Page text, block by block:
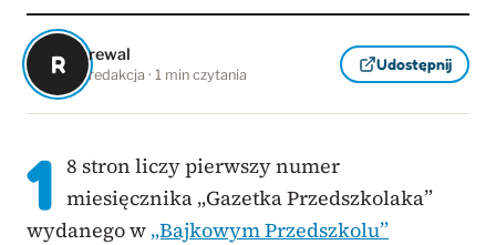
R rewal
redakcja · 1 min czytania
Udostępnij
1 8 stron liczy pierwszy numer
miesięcznika „Gazetka Przedszkolaka”
wydanego w „Bajkowym Przedszkolu”